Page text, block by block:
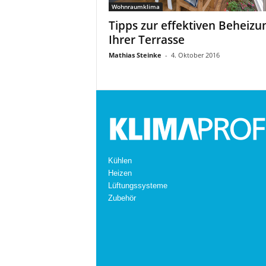
Wohnraumklima
Tipps zur effektiven
Ihrer Terrasse
Mathias Steinke - 4. Oktober 2016
Kühlen
Heizen
Lüftungssysteme
Zubehör